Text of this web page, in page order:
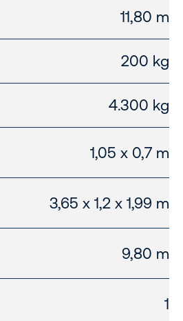
11,80 m
200 kg
4.300 kg
1,05 x 0,7 m
3,65 x 1,2 x 1,99 m
9,80 m
1